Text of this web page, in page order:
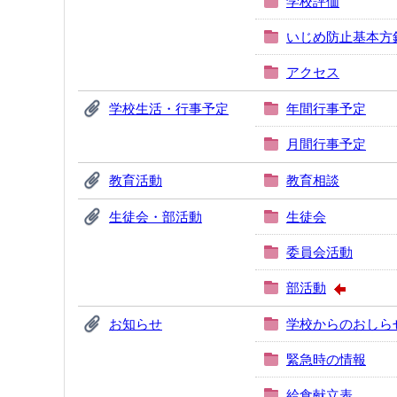
いじめ防止基本方
アクセス
学校生活・行事予定 年間行事予定
月間行事予定
教育活動 教育相談
生徒会・部活動 生徒会
委員会活動
部活動
お知らせ 学校からのおしら
緊急時の情報